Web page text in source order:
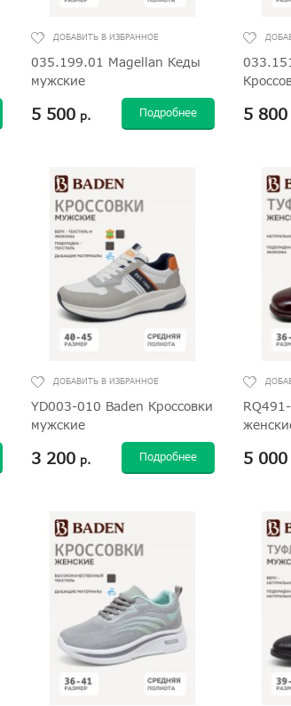
035.199.01 Magellan Кеды
мужские
5 500 р. Подробнее 5 800
YD003-010 Baden Кроссовки
мужские
3 200 р. Подробнее 5 000